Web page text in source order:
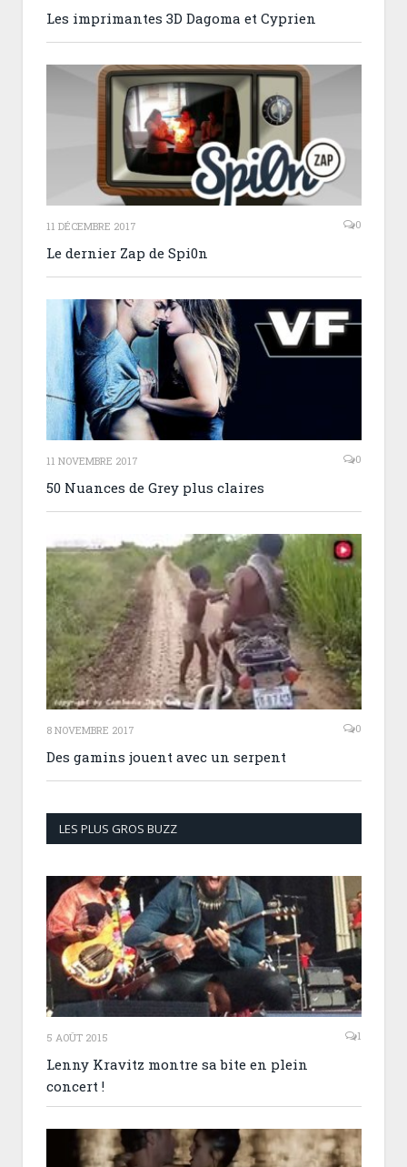
Les imprimantes 3D Dagoma et Cyprien
11 DÉCEMBRE 2017 0
Le dernier Zap de Spi0n
11 NOVEMBRE 2017 0
50 Nuances de Grey plus claires
8 NOVEMBRE 2017 0
Des gamins jouent avec un serpent
LES PLUS GROS BUZZ
5 AOÛT 2015 1
Lenny Kravitz montre sa bite en plein
concert !